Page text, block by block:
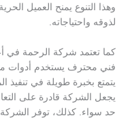
وهذا التنوع يمنح العميل
لذوقه واحتياجاته.
كما تعتمد شركة الرحمة في
فني محترف يستخدم أدوات
يتمتع بخبرة طويلة في تنفيذ
يجعل الشركة قادرة على
حد سواء. كذلك، توفر الشركة